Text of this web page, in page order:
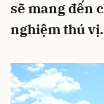
sẽ mang đến
nghiệm thú vị.